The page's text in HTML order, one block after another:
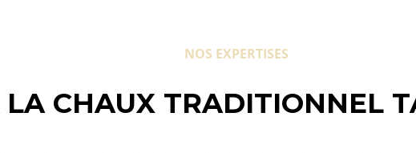
à la chaux et la restauration du patrimoine ancien, alliant technique,
NOS EXPERTISES
CHAUX TRADITIONNEL